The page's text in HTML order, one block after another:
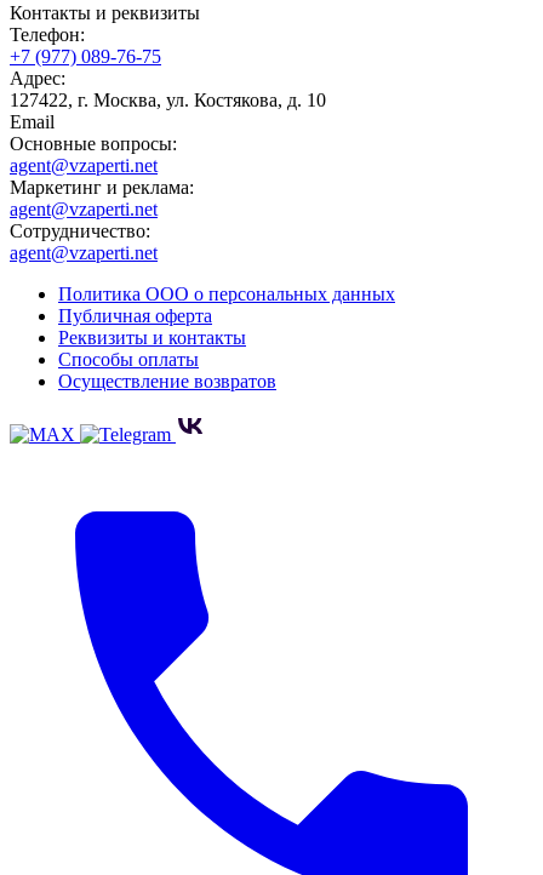
Контакты и реквизиты
Телефон:
+7 (977) 089-76-75
Адрес:
127422, г. Москва, ул. Костякова, д. 10
Email
Основные вопросы:
agent@vzaperti.net
Маркетинг и реклама:
agent@vzaperti.net
Сотрудничество:
agent@vzaperti.net
Политика ООО о персональных данных
Публичная оферта
Реквизиты и контакты
Способы оплаты
Осуществление возвратов